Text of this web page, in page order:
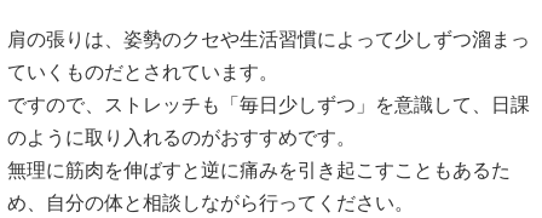
肩の張りは、姿勢のクセや生活習慣によって少しずつ溜まっ
ていくものだとされています。
ですので、ストレッチも「毎日少しずつ」を意識して、日課
のように取り入れるのがおすすめです。
無理に筋肉を伸ばすと逆に痛みを引き起こすこともあるた
め、自分の体と相談しながら行ってください。